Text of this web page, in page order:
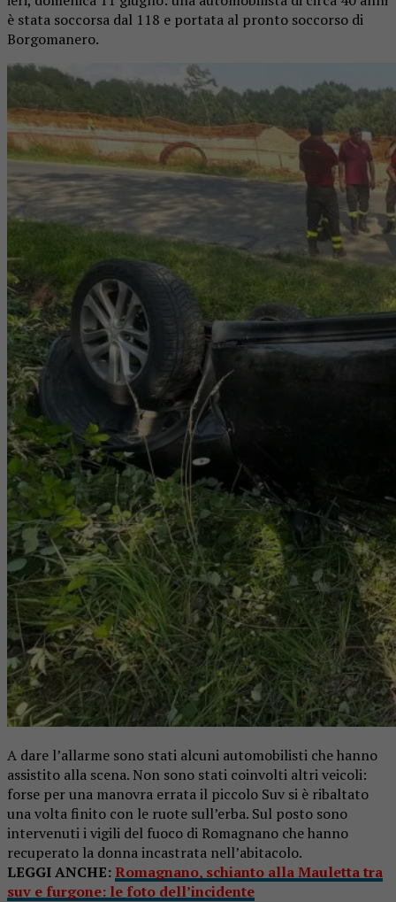
è stata soccorsa dal 118 e portata al pronto soccorso di
Borgomanero.
A dare l’allarme sono stati alcuni automobilisti che hanno
assistito alla scena. Non sono stati coinvolti altri veicoli:
forse per una manovra errata il piccolo Suv si è ribaltato
una volta finito con le ruote sull’erba. Sul posto sono
intervenuti i vigili del fuoco di Romagnano che hanno
recuperato la donna incastrata nell’abitacolo.
LEGGI ANCHE: Romagnano, schianto alla Mauletta tra
suv e furgone: le foto dell’incidente